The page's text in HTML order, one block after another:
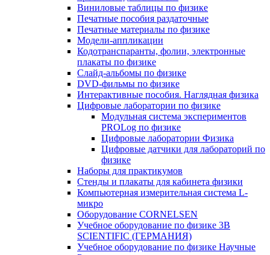
Виниловые таблицы по физике
Печатные пособия раздаточные
Печатные материалы по физике
Модели-аппликации
Кодотранспаранты, фолии, электронные
плакаты по физике
Слайд-альбомы по физике
DVD-фильмы по физике
Интерактивные пособия. Наглядная физика
Цифровые лаборатории по физике
Модульная система экспериментов
PROLog по физике
Цифровые лаборатории Физика
Цифровые датчики для лабораторий по
физике
Наборы для практикумов
Стенды и плакаты для кабинета физики
Компьютерная измерительная система L-
микро
Оборудование CORNELSEN
Учебное оборудование по физике 3B
SCIENTIFIC (ГЕРМАНИЯ)
Учебное оборудование по физике Научные